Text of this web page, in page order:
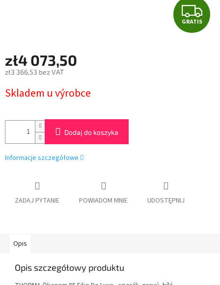
G
R
GRATIS
zł4 073,50
zł3 366,53 bez VAT
jednostkowa:
Skladem u výrobce
Dodaj do koszyka
Informacje szczegółowe
ZADAJ PYTANIE POWIADOM MNIE UDOSTĘPNIJ
Opis
Opis szczegółowy produktu